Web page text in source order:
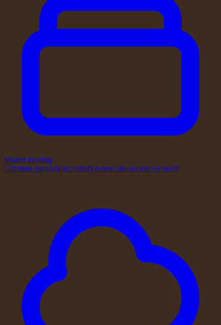
Shared Hosting
Găzduire partajată accesibilă pentru site-uri mici și medii